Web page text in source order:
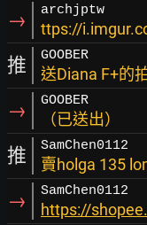
→ archjptw
ttps://
推 GOOBER
送Diana F+的
→ GOOBER
（已送出）
推 SamChen0112
賣holga 135
→ SamChen0112
https://